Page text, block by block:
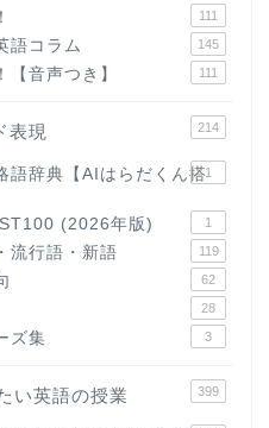
111
語コラム 145
【音声つき】 111
表現 214
語辞典【AIはらだくん搭1
(2026年版) 1
流行語・新語 119
62
28
ズ集 3
い英語の授業 399